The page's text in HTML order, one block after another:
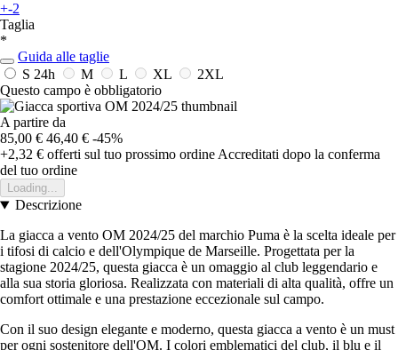
+-2
Taglia
*
Guida alle taglie
S 24h M L XL
2XL
Questo campo è obbligatorio
A partire da
85,00 € 46,40 € -45%
+2,32 € offerti sul tuo prossimo ordine Accreditati dopo la conferma
del tuo ordine
Loading...
Descrizione
La giacca a vento OM 2024/25 del marchio Puma è la scelta ideale per
i tifosi di calcio e dell'Olympique de Marseille. Progettata per la
stagione 2024/25, questa giacca è un omaggio al club leggendario e
alla sua storia gloriosa. Realizzata con materiali di alta qualità, offre un
comfort ottimale e una prestazione eccezionale sul campo.
Con il suo design elegante e moderno, questa giacca a vento è un must
per ogni sostenitore dell'OM. I colori emblematici del club, il blu e il